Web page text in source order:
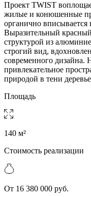
Проект TWIST
жилые и конюшенные
органично
Выразительный
структурой из
строгий вид,
современного дизайна.
привлекательное
природой в тени
Площадь
140 м²
Стоимость реализации
От 16 380 000 руб.